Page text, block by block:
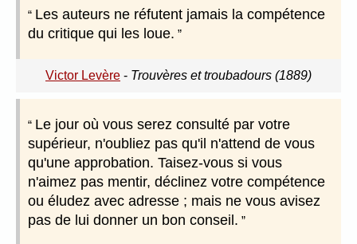
Les auteurs ne réfutent jamais la compétence
du critique qui les loue.
Victor Levère - Trouvères et troubadours (1889)
Le jour où vous serez consulté par votre
supérieur, n'oubliez pas qu'il n'attend de vous
qu'une approbation. Taisez-vous si vous
n'aimez pas mentir, déclinez votre compétence
ou éludez avec adresse ; mais ne vous avisez
pas de lui donner un bon conseil.